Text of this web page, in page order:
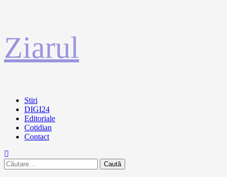
la
conținut
Ziarul
Primary
Menu
Stiri
DIGI24
Editoriale
Cotidian
Contact
Caută
după: